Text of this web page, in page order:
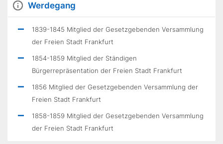
Werdegang
1839-1845 Mitglied der Gesetzgebenden Versammlung
der Freien Stadt Frankfurt
1854-1859 Mitglied der Ständigen
Bürgerrepräsentation der Freien Stadt Frankfurt
1856 Mitglied der Gesetzgebenden Versammlung der
Freien Stadt Frankfurt
1858-1859 Mitglied der Gesetzgebenden Versammlung
der Freien Stadt Frankfurt